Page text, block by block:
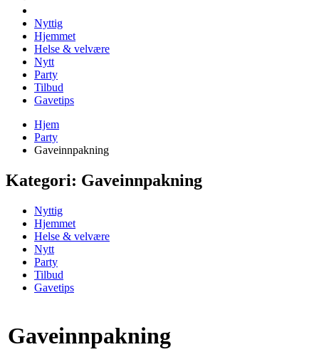
Nyttig
Hjemmet
Helse & velvære
Nytt
Party
Tilbud
Gavetips
Hjem
Party
Gaveinnpakning
Kategori: Gaveinnpakning
Nyttig
Hjemmet
Helse & velvære
Nytt
Party
Tilbud
Gavetips
Gaveinnpakning